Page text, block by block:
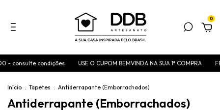
0
condições USE O CUPOM BEMVINDA NA SUA 1ª COMPRA
Início . Tapetes . Antiderrapante (Emborrachados)
Antiderrapante (Emborrachados)